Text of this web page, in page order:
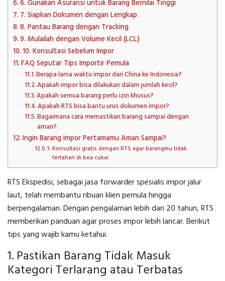
6. Gunakan Asuransi untuk Barang Bernilai Tinggi
7. Siapkan Dokumen dengan Lengkap
8. Pantau Barang dengan Tracking
9. Mulailah dengan Volume Kecil (LCL)
10. Konsultasi Sebelum Impor
FAQ Seputar Tips Importir Pemula
Berapa lama waktu impor dari China ke Indonesia?
Apakah impor bisa dilakukan dalam jumlah kecil?
Apakah semua barang perlu izin khusus?
Apakah RTS bisa bantu urus dokumen impor?
Bagaimana cara memastikan barang sampai dengan
aman?
Ingin Barang Impor Pertamamu Aman Sampai?
Konsultasi gratis dengan RTS agar barangmu tidak
tertahan di bea cukai.
RTS Ekspedisi, sebagai jasa forwarder spesialis impor jalur
laut, telah membantu ribuan klien pemula hingga
berpengalaman. Dengan pengalaman lebih dari 20 tahun, RTS
memberikan panduan agar proses impor lebih lancar. Berikut
tips yang wajib kamu ketahui.
1. Pastikan Barang Tidak Masuk
Kategori Terlarang atau Terbatas